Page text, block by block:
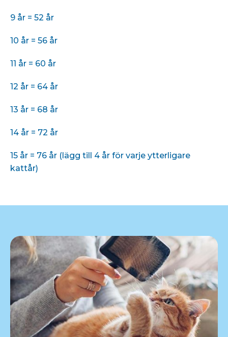
9 år = 52 år
10 år = 56 år
11 år = 60 år
12 år = 64 år
13 år = 68 år
14 år = 72 år
15 år = 76 år (lägg till 4 år för varje ytterligare
kattår)